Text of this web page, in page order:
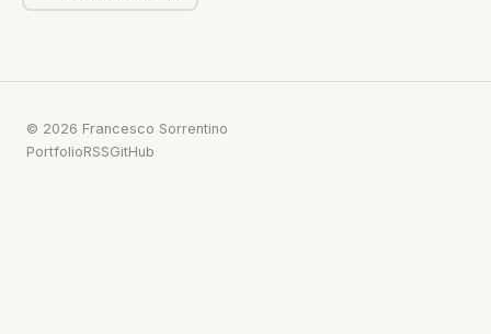
© 2026 Francesco Sorrentino
PortfolioRSSGitHub